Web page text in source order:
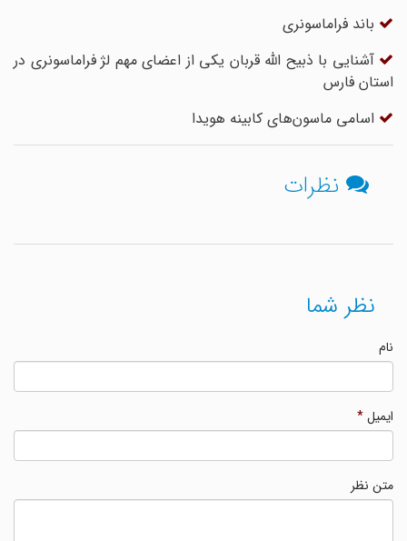
باند فراماسونری
آشنایی با ذبیح الله قربان یکی از اعضای مهم لژ فراماسونری در
استان فارس
اسامی ماسون‌های کابینه هویدا
نظرات
نظر شما
ایمیل*
متن نظر